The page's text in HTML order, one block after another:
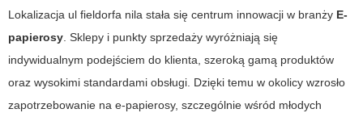
Lokalizacja ul fieldorfa nila stała się centrum innowacji w branży E-
papierosy. Sklepy i punkty sprzedaży wyróżniają się
indywidualnym podejściem do klienta, szeroką gamą produktów
oraz wysokimi standardami obsługi. Dzięki temu w okolicy wzrosło
zapotrzebowanie na e-papierosy, szczególnie wśród młodych